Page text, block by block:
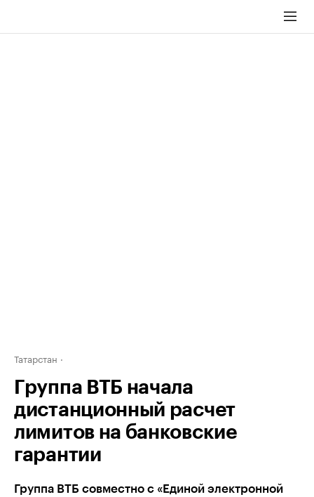
Татарстан
Группа ВТБ начала
дистанционный расчет
лимитов на банковские
гарантии
Группа ВТБ совместно с «Единой электронной